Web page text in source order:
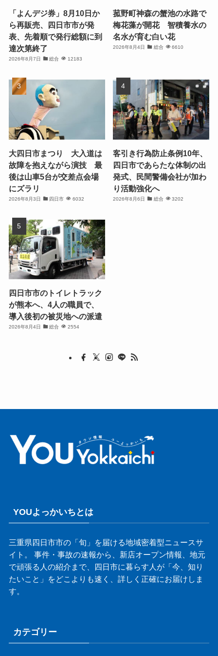
「よんデジ券」8月10日か
ら再販売、四日市市が発
表、先着順で発行総額に到
達次第終了
2026年8月7日 総合 12183
菰野町神森の蟹池の水路で
梅花藻が開花 智積養水の
名水が育む白い花
2026年8月4日 総合 6610
大四日市まつり 大入道は
故障を抱えながら演技 最
後は山車5台が交差点会場
にズラリ
2026年8月3日 四日市 6032
客引き行為防止条例10年、
四日市であらたな体制の出
発式、民間警備会社が加わ
り活動強化へ
2026年8月6日 総合 3202
四日市市のトイレトラック
が熊本へ、4人の職員で、
導入後初の被災地への派遣
2026年8月4日 総合 2554
YOUよっかいちとは
三重県四日市市の「旬」を届ける地域密着型ニュースサ
イト。 事件・事故の速報から、新店オープン情報、地元
で頑張る人の紹介まで、四日市に暮らす人が「今、知り
たいこと」をどこよりも速く、詳しく正確にお届けしま
す。
カテゴリー